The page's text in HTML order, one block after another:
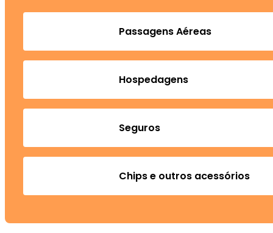
Passagens Aéreas
Hospedagens
Seguros
Chips e outros acessórios